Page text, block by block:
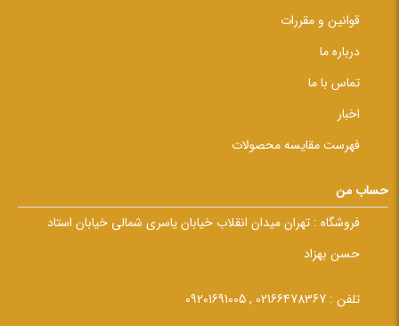
قوانین و مقررات
درباره ما
تماس با ما
اخبار
فهرست مقایسه محصولات
حساب من
فروشگاه : تهران میدان انقلاب خیابان یاسری شمالی خیابان استاد
حسن بهزاد
تلفن : 02166478367 , 09201691005